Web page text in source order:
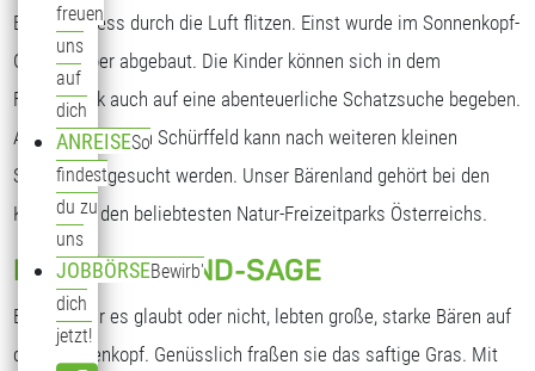
freuen
uns
auf
dich
ANREISESo
findest
du zu
uns
JOBBÖRSEBewirb'
dich
jetzt!
Bären-Express durch die Luft flitzen. Einst wurde im Sonnenkopf-
Gebiet Silber abgebaut. Die Kinder können sich in dem
Freizeitpark auch auf eine abenteuerliche Schatzsuche begeben.
Auf einem großen Schürffeld kann nach weiteren kleinen
Silberbären gesucht werden. Unser Bärenland gehört bei den
Kindern zu den beliebtesten Natur-Freizeitparks Österreichs.
DIE BÄRENLAND-SAGE
Einst, ob Ihr es glaubt oder nicht, lebten große, starke Bären auf
dem Sonnenkopf. Genüsslich fraßen sie das saftige Gras. Mit